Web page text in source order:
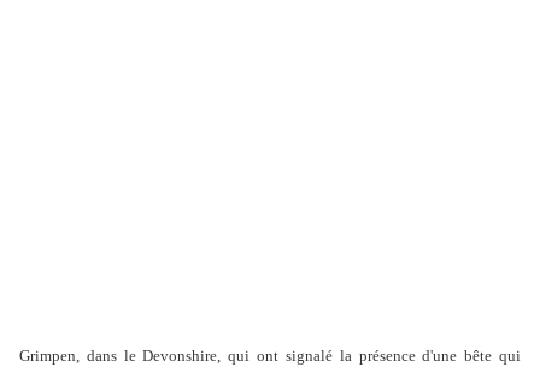
Grimpen, dans le Devonshire, qui ont signalé la présence d'une bête qui